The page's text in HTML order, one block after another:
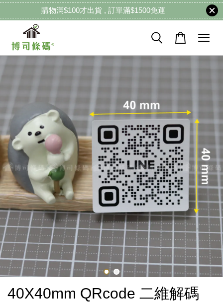
購物滿$100才出貨 , 訂單滿$1500免運
40X40mm QRcode 二維解碼